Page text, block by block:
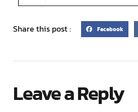
Share this post : Facebook
Leave a Reply